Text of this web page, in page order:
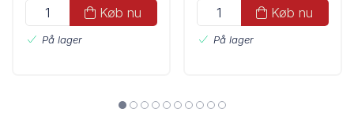
Køb nu
På lager
Køb nu
På lager